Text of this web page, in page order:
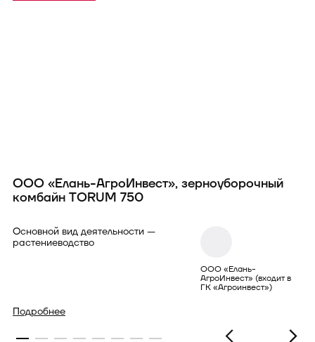
ООО «Елань-АгроИнвест», зерноуборочный
комбайн TORUM 750
Основной вид деятельности —
растениеводство
ООО «Елань-
АгроИнвест» (входит в
ГК «Агроинвест»)
Подробнее